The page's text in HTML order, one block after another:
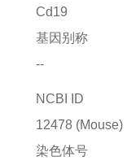
Cd19
基因别称
--
NCBI ID
12478 (Mouse)
染色体号